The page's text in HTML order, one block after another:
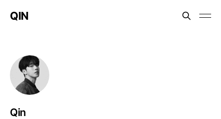
QIN
Qin